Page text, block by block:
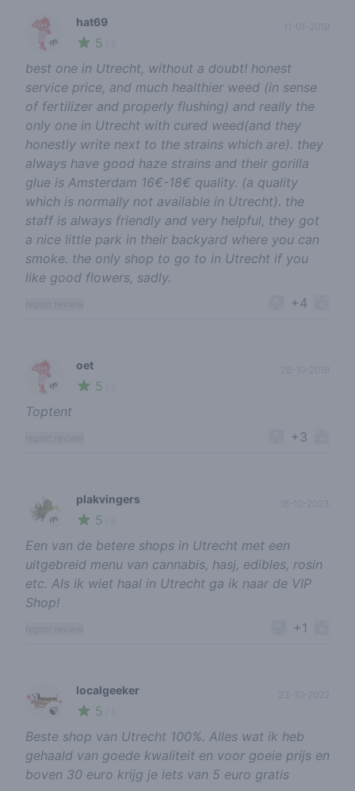
🌱
hat69
5
best one in Utrecht, without a doubt! honest
service price, and much healthier weed (in sense
of fertilizer and properly flushing) and really the
only one in Utrecht with cured weed(and they
honestly write next to the strains which are). they
always have good haze strains and their gorilla
glue is Amsterdam 16€-18€ quality. (a quality
which is normally not available in Utrecht). the
staff is always friendly and very helpful, they got
a nice little park in their backyard where you can
smoke. the only shop to go to in Utrecht if you
like good flowers, sadly.
+4
🌱
oet
5
Toptent
+3
🌱
plakvingers
5
16-10-2023
Een van de betere shops in Utrecht met een
uitgebreid menu van cannabis, hasj, edibles, rosin
etc. Als ik wiet haal in Utrecht ga ik naar de VIP
Shop!
+1
🍃
localgeeker
5
23-10-2022
Beste shop van Utrecht 100%. Alles wat ik heb
gehaald van goede kwaliteit en voor goeie prijs en
boven 30 euro krijg je iets van 5 euro gratis